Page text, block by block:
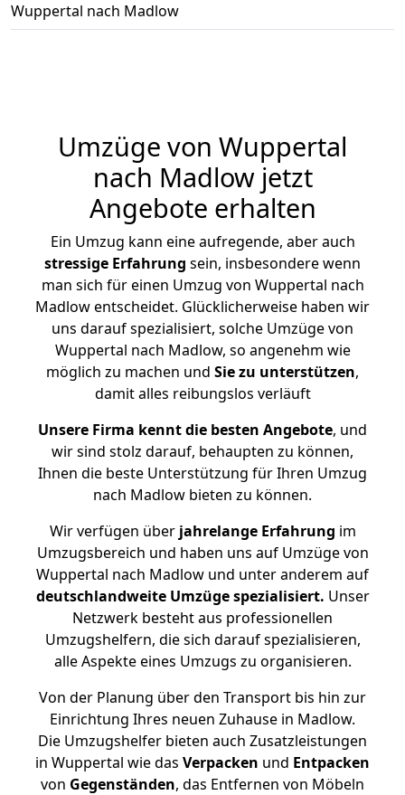
Wuppertal nach Madlow
Umzüge von Wuppertal
nach Madlow jetzt
Angebote erhalten
Ein Umzug kann eine aufregende, aber auch
stressige Erfahrung sein, insbesondere wenn
man sich für einen Umzug von Wuppertal nach
Madlow entscheidet. Glücklicherweise haben wir
uns darauf spezialisiert, solche Umzüge von
Wuppertal nach Madlow, so angenehm wie
möglich zu machen und Sie zu unterstützen,
damit alles reibungslos verläuft
Unsere Firma kennt die besten Angebote, und
wir sind stolz darauf, behaupten zu können,
Ihnen die beste Unterstützung für Ihren Umzug
nach Madlow bieten zu können.
Wir verfügen überjahrelange Erfahrung im
Umzugsbereich und haben uns auf Umzüge von
Wuppertal nach Madlow und unter anderem auf
deutschlandweite Umzüge spezialisiert. Unser
Netzwerk besteht aus professionellen
Umzugshelfern, die sich darauf spezialisieren,
alle Aspekte eines Umzugs zu organisieren.
Von der Planung über den Transport bis hin zur
Einrichtung Ihres neuen Zuhause in Madlow.
Die Umzugshelfer bieten auch Zusatzleistungen
in Wuppertal wie das Verpacken und Entpacken
von Gegenständen, das Entfernen von Möbeln